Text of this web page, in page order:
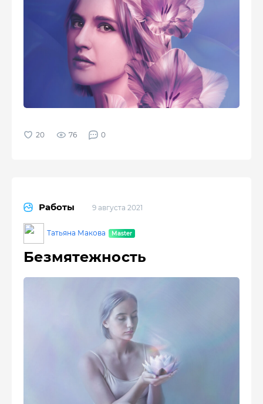
76 0
Работы 9 августа 2021
Татьяна Макова
Безмятежность